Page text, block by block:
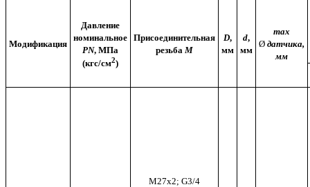
Модификация
Давление
номинальное
РN, МПа
(кгс/см2)
Присоединительная
резьба М
D,
мм
d,
мм
max
Ø датчика,
мм
М27х2; G3/4